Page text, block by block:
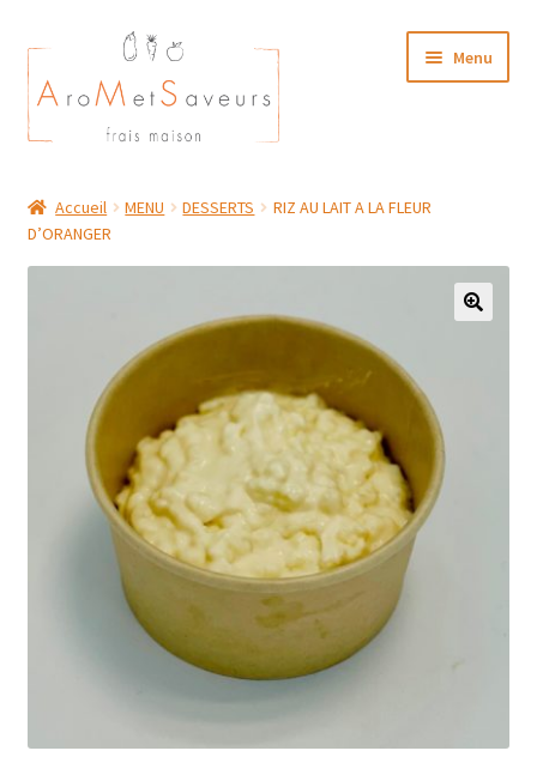
Aller
à
la
navigation
Aller
au
contenu
Menu
Plat du Jour/ Menu Week end
MON COMPTE
Accueil MENU DESSERTS
RIZ AU LAIT A LA FLEUR
D’ORANGER